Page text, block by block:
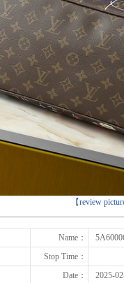
【review
下一张
Name：
Stop Time：
Date： 2025-